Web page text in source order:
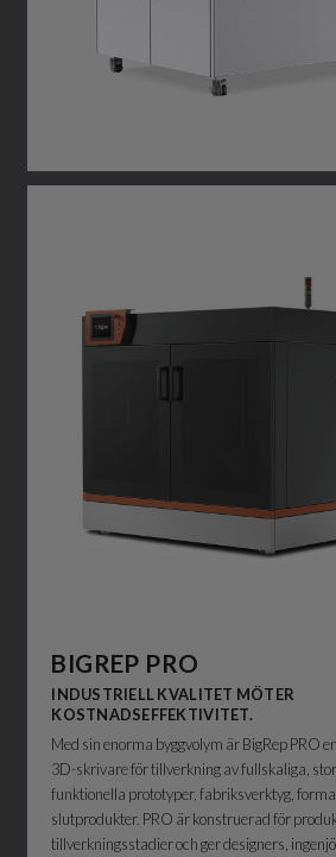
BIGREP PRO
INDUSTRIELL KVALITET MÖTER
KOSTNADSEFFEKTIVITET.
Med sin enorma byggvolym är BigRep PRO
3D-skrivare för tillverkning av fullskaliga,
funktionella prototyper, fabriksverktyg,
slutprodukter. PRO är konstruerad för
tillverkningsstadier och ger designers,